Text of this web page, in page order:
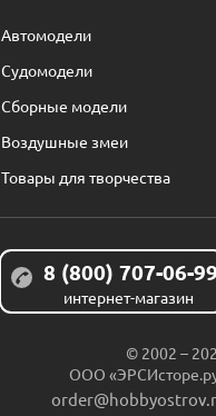
Автомодели
Судомодели
Сборные модели
Воздушные змеи
Товары для творчества
8 (800) 707-06-
интернет-магазин
© 2002 –
ООО